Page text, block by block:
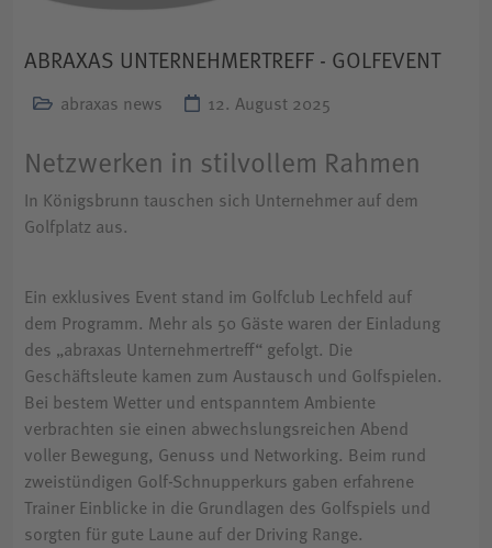
ABRAXAS UNTERNEHMERTREFF - GOLFEVENT
abraxas news 12. August 2025
Netzwerken in stilvollem Rahmen
In Königsbrunn tauschen sich Unternehmer auf dem
Golfplatz aus.
Ein exklusives Event stand im Golfclub Lechfeld auf
dem Programm. Mehr als 50 Gäste waren der Einladung
des „abraxas Unternehmertreff“ gefolgt. Die
Geschäftsleute kamen zum Austausch und Golfspielen.
Bei bestem Wetter und entspanntem Ambiente
verbrachten sie einen abwechslungsreichen Abend
voller Bewegung, Genuss und Networking. Beim rund
zweistündigen Golf-Schnupperkurs gaben erfahrene
Trainer Einblicke in die Grundlagen des Golfspiels und
sorgten für gute Laune auf der Driving Range.